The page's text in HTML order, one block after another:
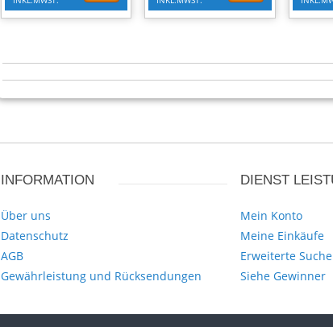
INFORMATION
Über uns
Datenschutz
AGB
Gewährleistung und Rücksendungen
DIENST
Mein Konto
Meine Einkäufe
Erweiterte Suche
Siehe Gewinner